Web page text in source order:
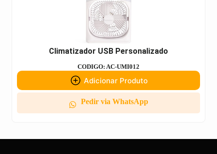
Climatizador USB Personalizado
CODIGO: AC-UMI012
Adicionar Produto
Pedir via WhatsApp